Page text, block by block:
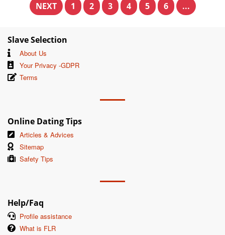
NEXT 1 2 3 4 5 6 ...
Slave Selection
About Us
Your Privacy -GDPR
Terms
Online Dating Tips
Articles & Advices
Sitemap
Safety Tips
Help/Faq
Profile assistance
What is FLR